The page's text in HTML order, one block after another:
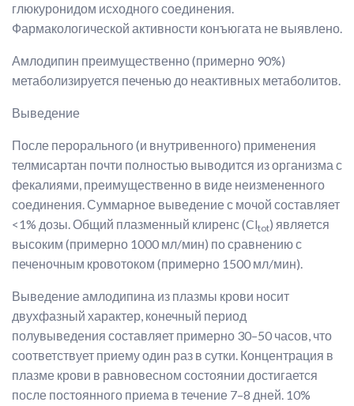
глюкуронидом исходного соединения.
Фармакологической активности конъюгата не выявлено.
Амлодипин преимущественно (примерно 90%)
метаболизируется печенью до неактивных метаболитов.
Выведение
После перорального (и внутривенного) применения
телмисартан почти полностью выводится из организма с
фекалиями, преимущественно в виде неизмененного
соединения. Суммарное выведение с мочой составляет
<1% дозы. Общий плазменный клиренс (Cltot) является
высоким (примерно 1000 мл/мин) по сравнению с
печеночным кровотоком (примерно 1500 мл/мин).
Выведение амлодипина из плазмы крови носит
двухфазный характер, конечный период
полувыведения составляет примерно 30–50 часов, что
соответствует приему один раз в сутки. Концентрация в
плазме крови в равновесном состоянии достигается
после постоянного приема в течение 7–8 дней. 10%